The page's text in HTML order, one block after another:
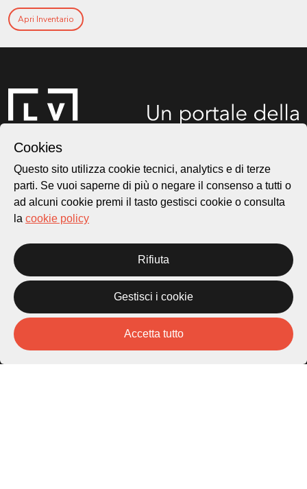
Apri Inventario
Città di Lugano
Cultura
Piazza Carlo Cattaneo 1
Archivio Lugano © 2026
patrimonio@lugano.ch
Cookies
Questo sito utilizza cookie tecnici, analytics e di terze
parti. Se vuoi saperne di più o negare il consenso a tutti o
ad alcuni cookie premi il tasto gestisci cookie o consulta
la cookie policy
Rifiuta
Gestisci i cookie
Accetta tutto